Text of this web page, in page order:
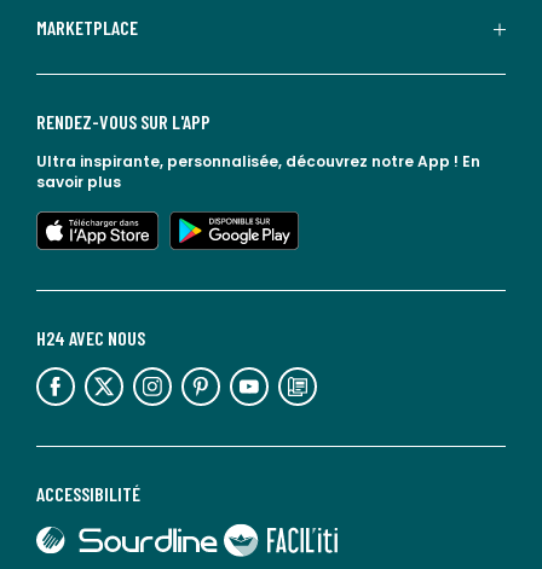
MARKETPLACE
ACCESSIBILITÉ
lien vers Sourdline
lien vers Faciliti
H24 AVEC NOUS
lien vers l'espace réseaux sociaux lien vers l'espace réseaux sociaux lien vers l'espace réseaux sociaux lien vers l'espace réseaux sociaux lien vers l'espace réseaux sociaux lien vers le blog la redoute
RENDEZ-VOUS SUR L'APP
Ultra inspirante, personnalisée, découvrez notre App ! En
savoir plus
lien vers l'app store
lien vers google play